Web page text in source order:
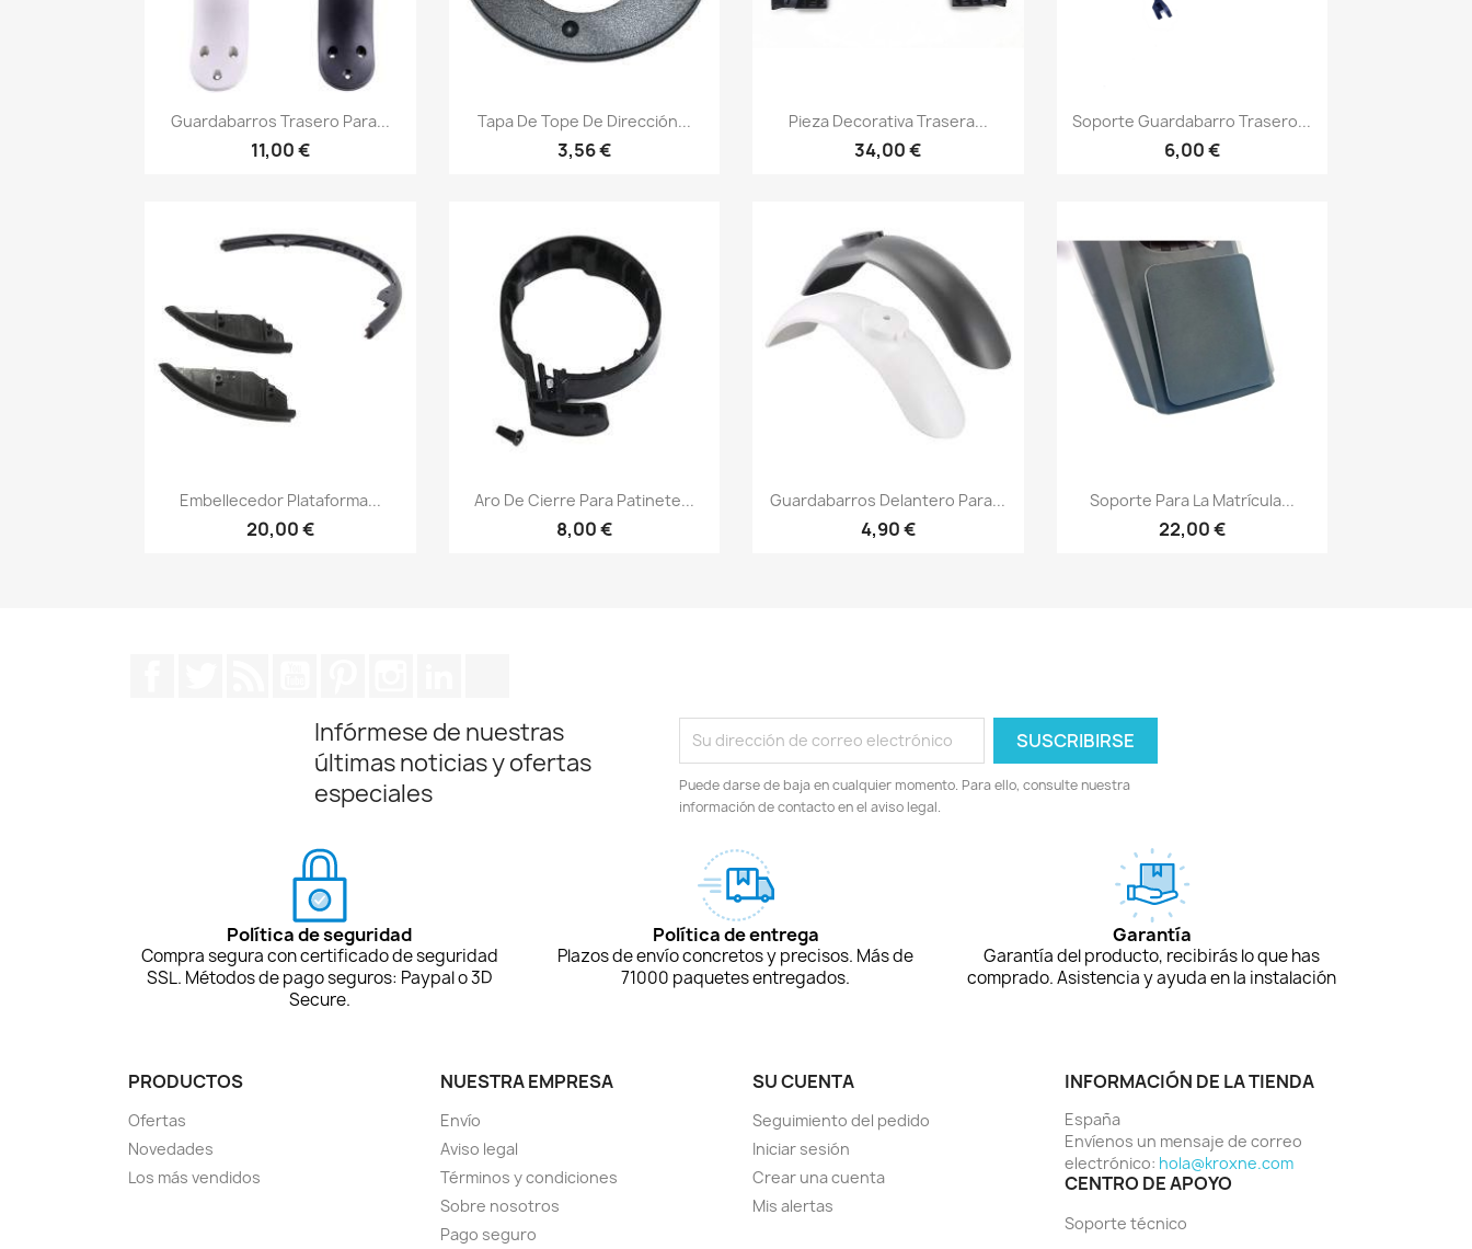
Vista rápida
Guardabarros Trasero Para...
11,00 €
Vista rápida
Tapa De Tope De Dirección...
3,56 €
Vista rápida
Pieza Decorativa Trasera...
34,00 €
Vista rápida
Soporte Guardabarro Trasero...
6,00 €
Vista rápida
Embellecedor Plataforma...
20,00 €
Vista rápida
Aro De Cierre Para Patinete...
8,00 €
Vista rápida
Guardabarros Delantero Para...
4,90 €
 Vista rápida
Soporte Para La Matrícula...
22,00 €
Infórmese de nuestras
últimas noticias y ofertas
especiales
Puede darse de baja en cualquier momento. Para ello, consulte nuestra
información de contacto en el aviso legal.
Política de seguridad
Compra segura con certificado de seguridad
SSL. Métodos de pago seguros: Paypal o 3D
Secure.
Política de entrega
Plazos de envío concretos y precisos. Más de
71000 paquetes entregados.
Garantía
Garantía del producto, recibirás lo que has
comprado. Asistencia y ayuda en la instalación
PRODUCTOS
Ofertas
Novedades
Los más vendidos
NUESTRA EMPRESA
Envío
Aviso legal
Términos y condiciones
Sobre nosotros
Pago seguro
SU CUENTA
Seguimiento del pedido
Iniciar sesión
Crear una cuenta
Mis alertas
INFORMACIÓN DE LA TIENDA
España
Envíenos un mensaje de correo
electrónico: hola@kroxne.com
CENTRO DE APOYO
Soporte técnico